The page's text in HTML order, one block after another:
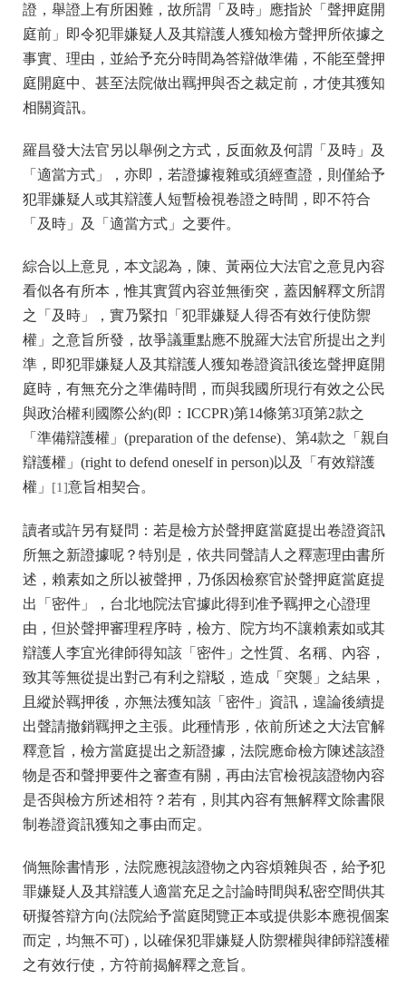
證，舉證上有所困難，故所謂「及時」應指於「聲押庭開
庭前」即令犯罪嫌疑人及其辯護人獲知檢方聲押所依據之
事實、理由，並給予充分時間為答辯做準備，不能至聲押
庭開庭中、甚至法院做出羈押與否之裁定前，才使其獲知
相關資訊。
羅昌發大法官另以舉例之方式，反面敘及何謂「及時」及
「適當方式」，亦即，若證據複雜或須經查證，則僅給予
犯罪嫌疑人或其辯護人短暫檢視卷證之時間，即不符合
「及時」及「適當方式」之要件。
綜合以上意見，本文認為，陳、黃兩位大法官之意見內容
看似各有所本，惟其實質內容並無衝突，蓋因解釋文所謂
之「及時」，實乃緊扣「犯罪嫌疑人得否有效行使防禦
權」之意旨所發，故爭議重點應不脫羅大法官所提出之判
準，即犯罪嫌疑人及其辯護人獲知卷證資訊後迄聲押庭開
庭時，有無充分之準備時間，而與我國所現行有效之公民
與政治權利國際公約(即：ICCPR)第14條第3項第2款之
「準備辯護權」(preparation of the defense)、第4款之「親自
辯護權」(right to defend oneself in person)以及「有效辯護
權」 [1]意旨相契合。
讀者或許另有疑問：若是檢方於聲押庭當庭提出卷證資訊
所無之新證據呢？特別是，依共同聲請人之釋憲理由書所
述，賴素如之所以被聲押，乃係因檢察官於聲押庭當庭提
出「密件」，台北地院法官據此得到准予羈押之心證理
由，但於聲押審理程序時，檢方、院方均不讓賴素如或其
辯護人李宜光律師得知該「密件」之性質、名稱、內容，
致其等無從提出對己有利之辯駁，造成「突襲」之結果，
且縱於羈押後，亦無法獲知該「密件」資訊，遑論後續提
出聲請撤銷羈押之主張。此種情形，依前所述之大法官解
釋意旨，檢方當庭提出之新證據，法院應命檢方陳述該證
物是否和聲押要件之審查有關，再由法官檢視該證物內容
是否與檢方所述相符？若有，則其內容有無解釋文除書限
制卷證資訊獲知之事由而定。
倘無除書情形，法院應視該證物之內容煩雜與否，給予犯
罪嫌疑人及其辯護人適當充足之討論時間與私密空間供其
研擬答辯方向(法院給予當庭閱覽正本或提供影本應視個案
而定，均無不可)，以確保犯罪嫌疑人防禦權與律師辯護權
之有效行使，方符前揭解釋之意旨。